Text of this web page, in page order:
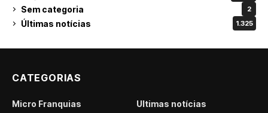
Sem categoria 2
Últimas notícias 1.325
CATEGORIAS
Micro Franquias
Últimas notícias